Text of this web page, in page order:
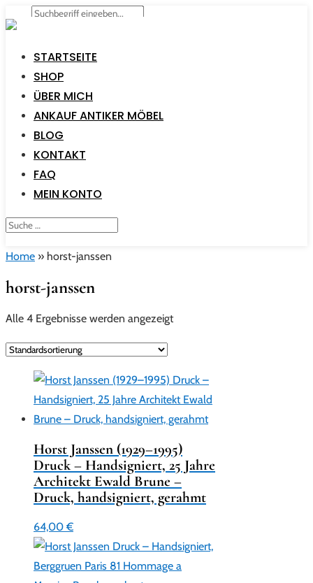
STARTSEITE
SHOP
ÜBER MICH
ANKAUF ANTIKER MÖBEL
BLOG
KONTAKT
FAQ
MEIN KONTO
Home » horst-janssen
horst-janssen
Alle 4 Ergebnisse werden angezeigt
Horst Janssen (1929–1995)
Druck – Handsigniert, 25 Jahre
Architekt Ewald Brune –
Druck, handsigniert, gerahmt
64,00€